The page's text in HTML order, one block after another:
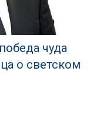
чуда
о светском